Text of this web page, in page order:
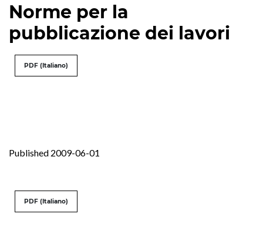
Norme per la
pubblicazione dei lavori
PDF (Italiano)
Published 2009-06-01
PDF (Italiano)